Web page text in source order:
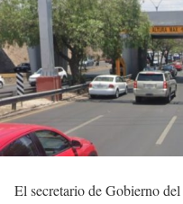
El secretario de Gobierno